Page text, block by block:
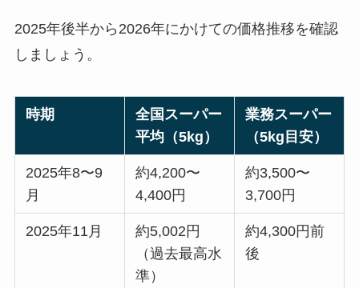
2025年後半から2026年にかけての価格推移を確認
しましょう。
時期
全国スーパー
平均（5kg）
業務スーパー
（5kg目安）
2025年8〜9
月
約4,200〜
4,400円
約3,500〜
3,700円
2025年11月
約5,002円
（過去最高水
準）
約4,300円前
後